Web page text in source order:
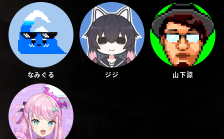
なみぐる ジジ 山下諒